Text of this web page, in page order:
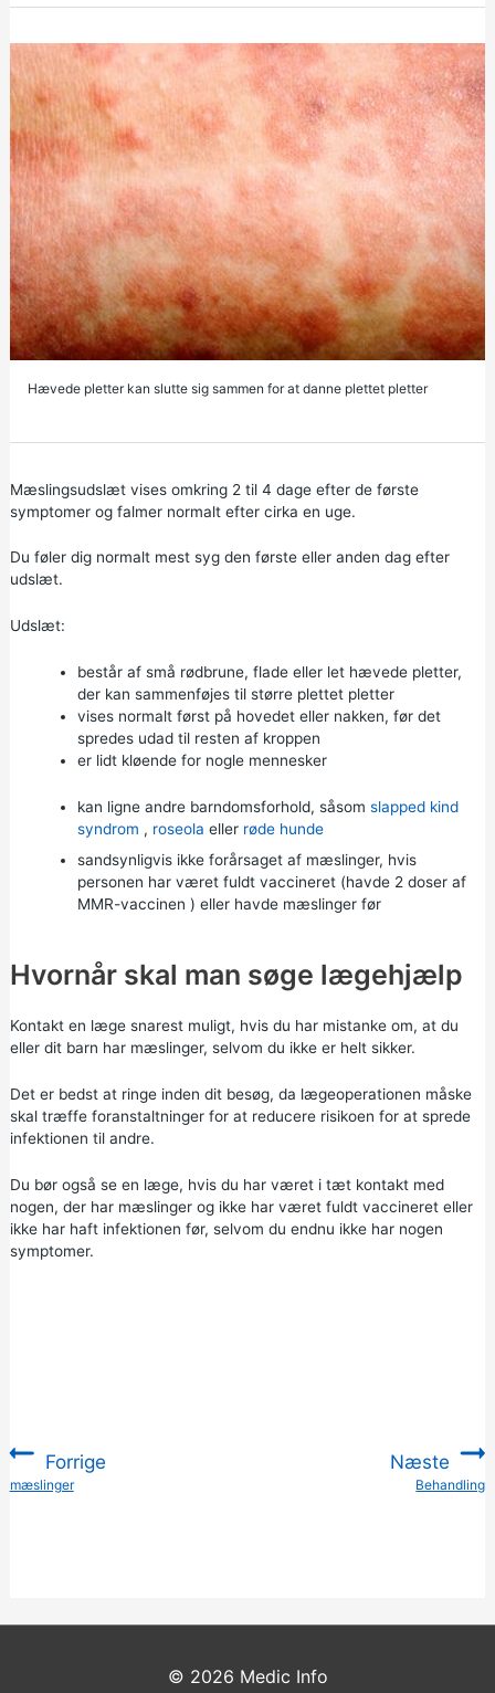
Hævede pletter kan slutte sig sammen for at danne plettet pletter
Mæslingsudslæt vises omkring 2 til 4 dage efter de første
symptomer og falmer normalt efter cirka en uge.
Du føler dig normalt mest syg den første eller anden dag efter
udslæt.
Udslæt:
består af små rødbrune, flade eller let hævede pletter,
der kan sammenføjes til større plettet pletter
vises normalt først på hovedet eller nakken, før det
spredes udad til resten af kroppen
er lidt kløende for nogle mennesker
kan ligne andre barndomsforhold, såsom slapped kind
syndrom , roseola eller røde hunde
sandsynligvis ikke forårsaget af mæslinger, hvis
personen har været fuldt vaccineret (havde 2 doser af
MMR-vaccinen ) eller havde mæslinger før
Hvornår skal man søge lægehjælp
Kontakt en læge snarest muligt, hvis du har mistanke om, at du
eller dit barn har mæslinger, selvom du ikke er helt sikker.
Det er bedst at ringe inden dit besøg, da lægeoperationen måske
skal træffe foranstaltninger for at reducere risikoen for at sprede
infektionen til andre.
Du bør også se en læge, hvis du har været i tæt kontakt med
nogen, der har mæslinger og ikke har været fuldt vaccineret eller
ikke har haft infektionen før, selvom du endnu ikke har nogen
symptomer.
Forrige
:mæslinger
Næste
Behandling
© 2026 Medic Info